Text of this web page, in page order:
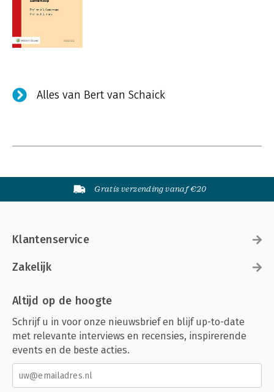
Alles van Bert van Schaick
Gratis verzending vanaf €20
Klantenservice
Zakelijk
Altijd op de hoogte
Schrijf u in voor onze nieuwsbrief en blijf up-to-date
met relevante interviews en recensies, inspirerende
events en de beste acties.